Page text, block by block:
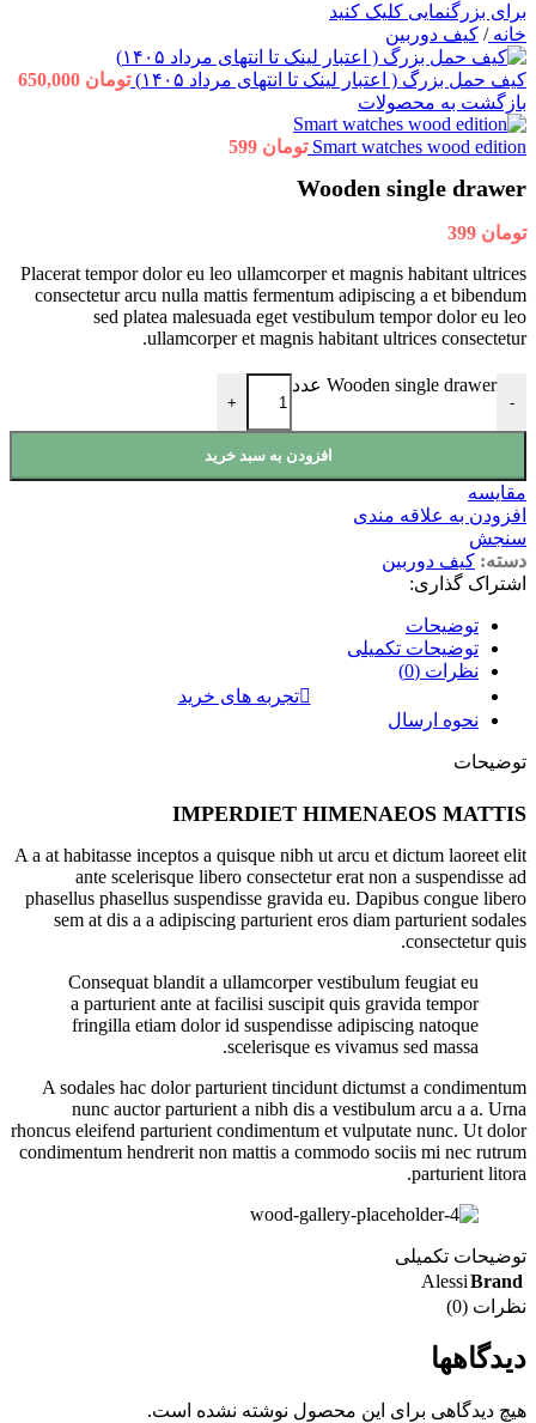
برای بزرگنمایی کلیک کنید
خانه/ کیف دوربین
کیف حمل بزرگ ( اعتبار لینک تا انتهای مرداد ۱۴۰۵) تومان
بازگشت به محصولات
Smart watches wood edition تومان
Wooden single drawer
تومان
Placerat tempor dolor eu leo ullamcorper et magnis habitant ultrices
consectetur arcu nulla mattis fermentum adipiscing a et bibendum
sed platea malesuada eget vestibulum tempor dolor eu leo
ullamcorper et magnis habitant ultrices consectetur.
-
Wooden single drawer عدد
+
افزودن به سبد خرید
مقايسه
افزودن به علاقه مندی
سنجش
دسته: کیف دوربین
اشتراک گذاری:
توضیحات
توضیحات تکمیلی
نظرات (0)
تجربه های خرید
نحوه ارسال
توضیحات
IMPERDIET HIMENAEOS MATTIS
A a at habitasse inceptos a quisque nibh ut arcu et dictum laoreet elit
ante scelerisque libero consectetur erat non a suspendisse ad
phasellus phasellus suspendisse gravida eu. Dapibus congue libero
sem at dis a a adipiscing parturient eros diam parturient sodales
consectetur quis.
Consequat blandit a ullamcorper vestibulum feugiat eu
a parturient ante at facilisi suscipit quis gravida tempor
fringilla etiam dolor id suspendisse adipiscing natoque
scelerisque es vivamus sed massa.
A sodales hac dolor parturient tincidunt dictumst a condimentum
nunc auctor parturient a nibh dis a vestibulum arcu a a. Urna
rhoncus eleifend parturient condimentum et vulputate nunc. Ut dolor
condimentum hendrerit non mattis a commodo sociis mi nec rutrum
parturient litora.
توضیحات تکمیلی
Brand
Alessi
نظرات (0)
دیدگاهها
هیچ دیدگاهی برای این محصول نوشته نشده است.